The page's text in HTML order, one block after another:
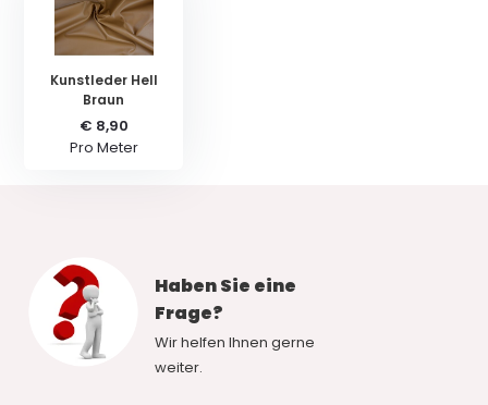
Kunstleder Hell
Braun
€ 8,90
Pro Meter
Haben Sie eine
Frage?
Wir helfen Ihnen gerne
weiter.